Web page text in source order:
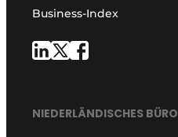
Business-Index
NIEDERLÄNDISCHES BÜRO